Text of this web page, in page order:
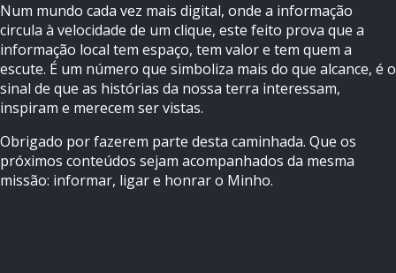
Num mundo cada vez mais digital, onde a informação
circula à velocidade de um clique, este feito prova que a
informação local tem espaço, tem valor e tem quem a
escute. É um número que simboliza mais do que alcance, é o
sinal de que as histórias da nossa terra interessam,
inspiram e merecem ser vistas.
Obrigado por fazerem parte desta caminhada. Que os
próximos conteúdos sejam acompanhados da mesma
missão: informar, ligar e honrar o Minho.